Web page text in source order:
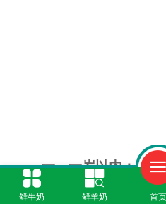
一、一岁以内：绝
鲜牛奶 鲜羊奶 首页